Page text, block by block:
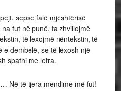
sepse falë mjeshtërisë
fut në punë, ta zhvillojmë
të lexojmë nëntekstin, të
e dembelë, se të lexosh një
spathi me letra.
Në të tjera mendime më fut!